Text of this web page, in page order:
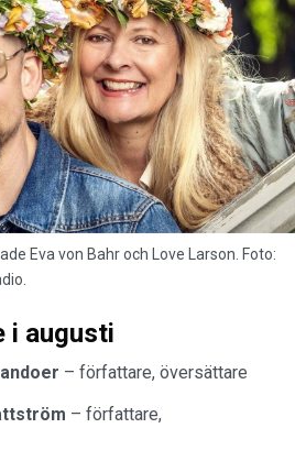
Eva von Bahr och Love Larson. Foto:
i augusti
– författare, översättare
– författare,